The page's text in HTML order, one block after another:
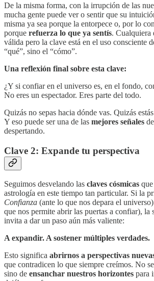
De la misma forma, con la irrupción de las
mucha gente puede ver o sentir que su
misma ya sea porque la entorpece o, por lo
porque refuerza lo que ya sentís. Cualquiera
válida pero la clave está en el uso consciente
“qué”, sino el “cómo”.
Una reflexión final sobre esta clave:
¿Y si confiar en el universo es, en el fondo,
No eres un espectador. Eres parte del todo.
Quizás no sepas hacia dónde vas. Quizás
Y eso puede ser una de las mejores señales
despertando.
Clave 2: Expande tu perspectiva
Seguimos desvelando las claves cósmicas
astrología en este tiempo tan particular. Si la
Confianza (ante lo que nos depara el universo)
que nos permite abrir las puertas a confiar), la
invita a dar un paso aún más valiente:
A expandir. A sostener múltiples verdades.
Esto significa abrirnos a perspectivas
que contradicen lo que siempre creímos. No
sino de ensanchar nuestros horizontes para